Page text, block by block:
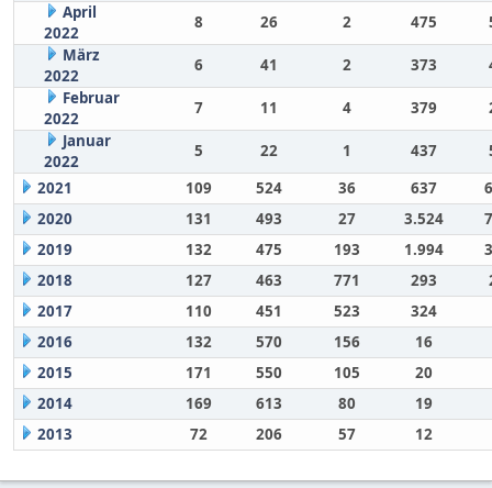
April
2022
8 26 2 475
März
2022
6 41 2 373
Februar
2022
7 11 4 379
Januar
2022
5 22 1 437
2021
109 524 36 637
2020
131 493 27 3.524
2019
132 475 193 1.994
2018
127 463 771 293
2017
110 451 523
324
2016
132 570 156
16
2015
171 550 105
20
2014
169 613 80
19
2013
72 206 57 12